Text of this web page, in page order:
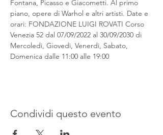
Fontana, Picasso e Giacometti. Al primo
piano, opere di Warhol e altri artisti. Date e
orari: FONDAZIONE LUIGI ROVATI Corso
Venezia 52 dal 07/09/2022 al 30/09/2030 di
Mercoledì, Giovedì, Venerdì, Sabato,
Domenica dalle 11:00 alle 19:00
Condividi questo evento